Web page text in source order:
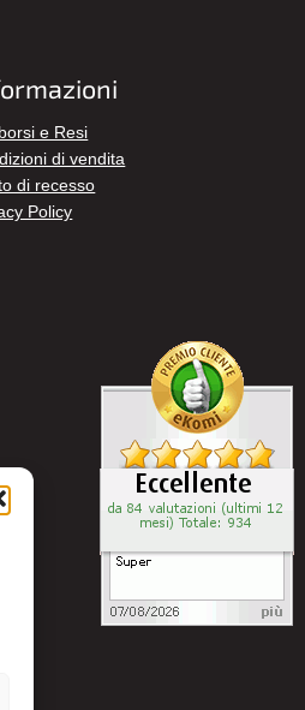
e Resi
di vendita
di recesso
Policy